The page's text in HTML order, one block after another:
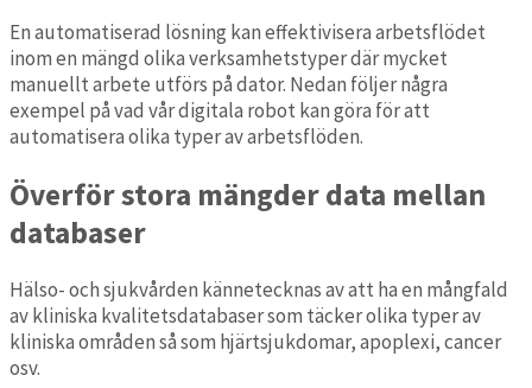
En automatiserad lösning kan effektivisera arbetsflödet
inom en mängd olika verksamhetstyper där mycket
manuellt arbete utförs på dator. Nedan följer några
exempel på vad vår digitala robot kan göra för att
automatisera olika typer av arbetsflöden.
Överför stora mängder data mellan
databaser
Hälso- och sjukvården kännetecknas av att ha en mångfald
av kliniska kvalitetsdatabaser som täcker olika typer av
kliniska områden så som hjärtsjukdomar, apoplexi, cancer
osv.